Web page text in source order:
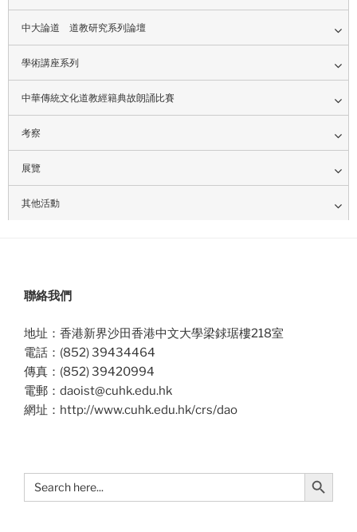
中大論道 道教研究系列論壇
學術講座系列
中華傳統文化道教經籍典故朗誦比賽
考察
展覽
其他活動
聯絡我們
地址：香港新界沙田香港中文大學梁銶琚樓218室
電話：(852) 39434464
傳真：(852) 39420994
電郵：daoist@cuhk.edu.hk
網址：http://www.cuhk.edu.hk/crs/dao
Search
for:
Search Button